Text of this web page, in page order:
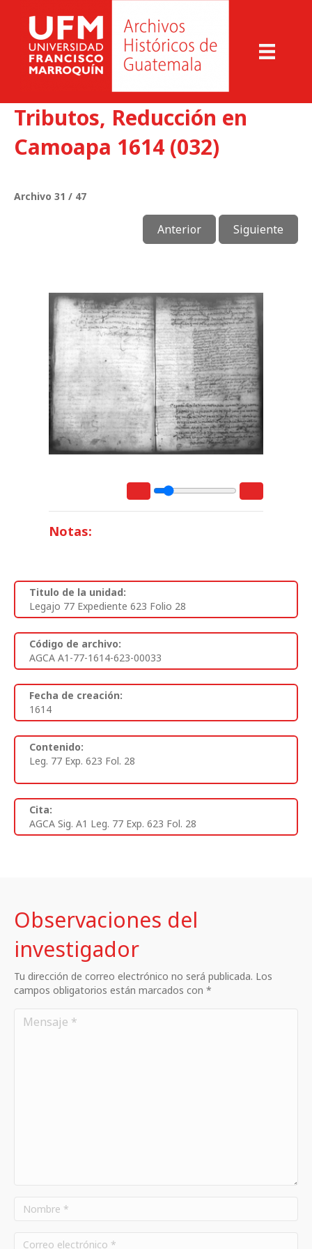
Tributos, Reducción en
Camoapa 1614 (032)
Archivo 31 / 47
Anterior Siguiente
Notas:
Titulo de la unidad:
Legajo 77 Expediente 623 Folio 28
Código de archivo:
AGCA A1-77-1614-623-00033
Fecha de creación:
1614
Contenido:
Leg. 77 Exp. 623 Fol. 28
Cita:
AGCA Sig. A1 Leg. 77 Exp. 623 Fol. 28
Observaciones del
investigador
Tu dirección de correo electrónico no será publicada. Los
campos obligatorios están marcados con *